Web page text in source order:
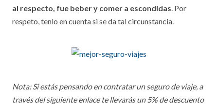
al respecto, fue beber y comer a escondidas . Por
respeto, tenlo en cuenta si se da tal circunstancia.
Nota: Si estás pensando en contratar un seguro de viaje, a
través del siguiente enlace te llevarás un 5% de descuento